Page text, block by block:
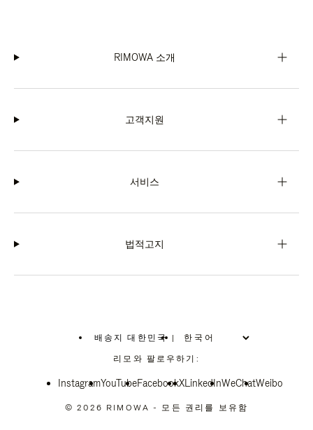
RIMOWA 소개
고객지원
서비스
법적고지
배송지 대한민국
위
치
선
십
|
리모와 팔로우하기:
InstagramYouTubeFacebookXLinkedInWeChatWeibo
© 2026 RIMOWA - 모든 권리를 보유함